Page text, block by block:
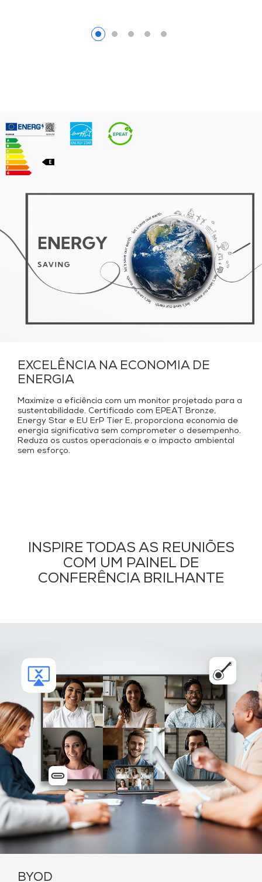
EXCELÊNCIA NA ECONOMIA DE
ENERGIA
Maximize a eficiência com um monitor projetado para a
sustentabilidade. Certificado com EPEAT Bronze,
Energy Star e EU ErP Tier E, proporciona economia de
energia significativa sem comprometer o desempenho.
Reduza os custos operacionais e o impacto ambiental
sem esforço.
INSPIRE TODAS AS REUNIÕES
COM UM PAINEL DE
CONFERÊNCIA BRILHANTE
BYOD